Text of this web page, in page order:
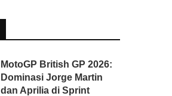
MotoGP British GP 2026:
Dominasi Jorge Martin
dan Aprilia di Sprint